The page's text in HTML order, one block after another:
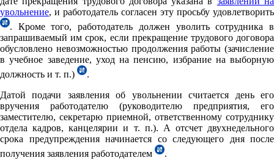
увольнение, и работодатель согласен эту просьбу удовлетворить
. Кроме того, работодатель должен уволить сотрудника в
запрашиваемый им срок, если прекращение трудового договора
обусловлено невозможностью продолжения работы (зачисление
в учебное заведение, уход на пенсию, избрание на выборную
должность и т. п.)
.
Датой подачи заявления об увольнении считается день его
вручения работодателю (руководителю предприятия, его
заместителю, секретарю приемной, ответственному сотруднику
отдела кадров, канцелярии и т. п.). А отсчет двухнедельного
срока предупреждения начинается со следующего дня после
получения заявления работодателем
.